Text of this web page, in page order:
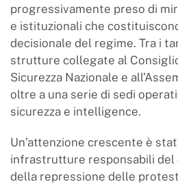
progressivamente preso di
e istituzionali che
decisionale del regime. Tra i
strutture collegate al
Sicurezza Nazionale e
oltre a una serie di sedi
sicurezza e intelligence.
Un’attenzione crescente è
infrastrutture responsabili
della repressione delle